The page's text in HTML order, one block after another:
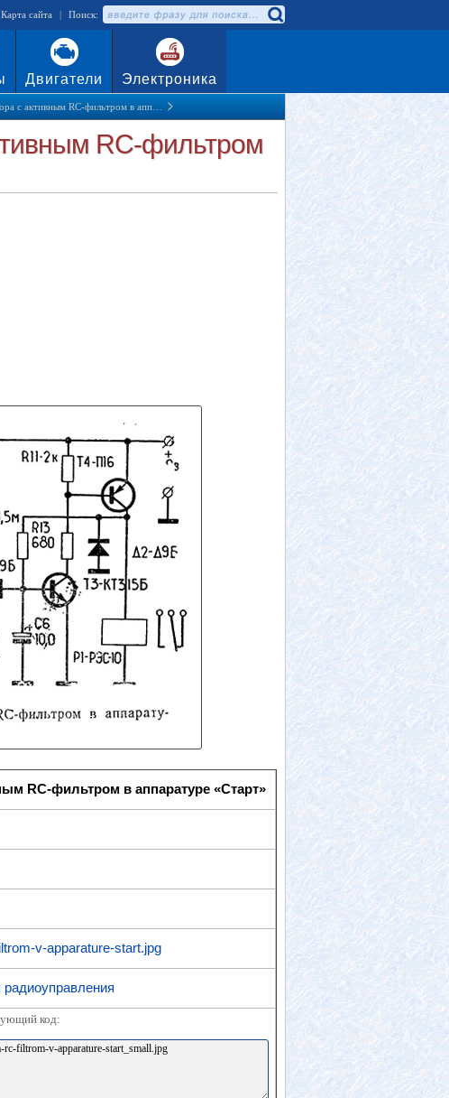
Карта сайта | Поиск:
Двигатели Электроника
с активным RC-фильтром в апп…
RC-фильтром
RC-фильтром в аппаратуре «Старт»
v-apparature-start.jpg
радиоуправления
код: